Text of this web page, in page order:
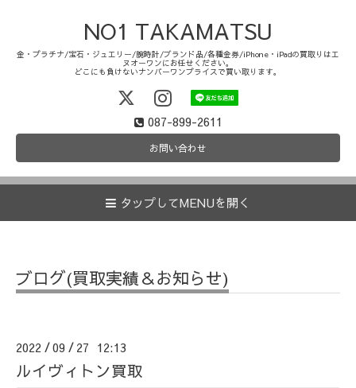
NO1 TAKAMATSU
金・プラチナ/宝石・ジュエリー/腕時計/ブランド品/各種金券/iPhone・iPadの買取りはエ
ヌオーワンにお任せください。
どこにも負けないナンバーワンプライスで買い取ります。
087-899-2611
お問い合わせ
タップしてMENUを開く
ブログ(買取実績＆お知らせ)
2022 /09 / 27 12:13
ルイヴィトン買取